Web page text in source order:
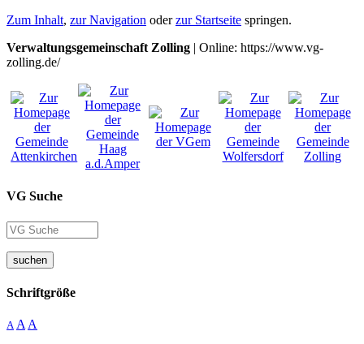
Zum Inhalt, zur Navigation oderzur Startseite springen.
Verwaltungsgemeinschaft Zolling | Online: https://www.vg-
zolling.de/
VG Suche
suchen
Schriftgröße
A A A